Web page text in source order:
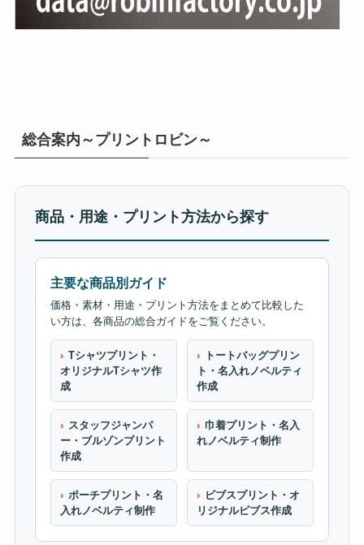
総合案内～プリントロビン～
商品・用途・プリント方法から探す
主要な商品別ガイド
価格・素材・用途・プリント方法をまとめて比較した
い方は、各商品の総合ガイドをご覧ください。
Tシャツプリント・
オリジナルTシャツ作
成
トートバッグプリン
ト・名入れノベルティ
作成
スタッフジャンパ
ー・ブルゾンプリント
作成
巾着プリント・名入
れノベルティ制作
ポーチプリント・名
入れノベルティ制作
ビブスプリント・オ
リジナルビブス作成